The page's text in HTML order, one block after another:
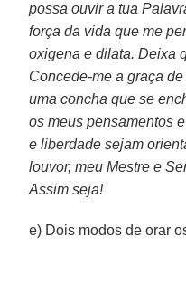
possa ouvir a tua
força da vida que me
oxigena e dilata. Deixa
Concede-me a graça de
uma concha que se
os meus pensamentos
e liberdade sejam
louvor, meu Mestre e
Assim seja!
e) Dois modos de orar